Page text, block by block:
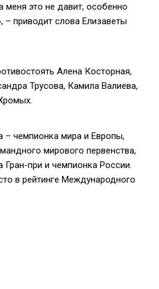
меня это не давит, особенно
– приводит слова Елизаветы
Алена Косторная,
Трусова, Камила Валиева,
– чемпионка мира и Европы,
мирового первенства,
Гран-при и чемпионка России.
в рейтинге Международного